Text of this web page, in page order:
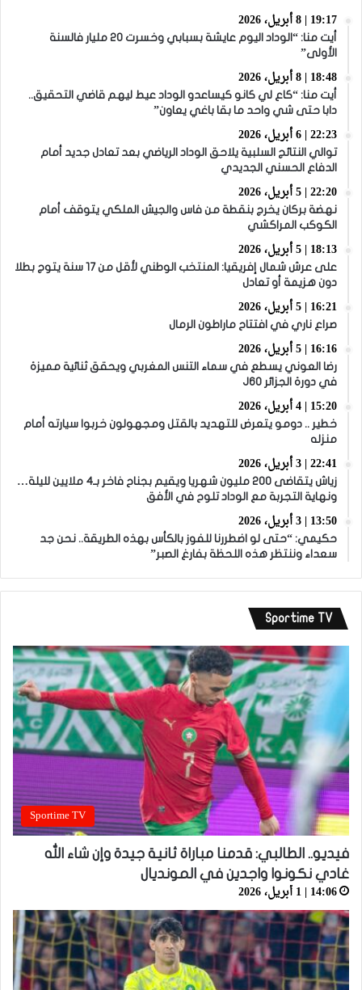
19:17 | 8 أبريل، 2026
أيت منا: “الوداد اليوم عايشة بسبابي وخسرت 20 مليار فالسنة
الأولى”
18:48 | 8 أبريل، 2026
أيت منا: “كاع لي كانو كيساعدو الوداد عيط ليهم قاضي التحقيق..
دابا حتى شي واحد ما بقا باغي يعاون”
22:23 | 6 أبريل، 2026
توالي النتائج السلبية يلاحق الوداد الرياضي بعد تعادل جديد أمام
الدفاع الحسني الجديدي
22:20 | 5 أبريل، 2026
نهضة بركان يخرج بنقطة من فاس والجيش الملكي يتوقف أمام
الكوكب المراكشي
18:13 | 5 أبريل، 2026
على عرش شمال إفريقيا: المنتخب الوطني لأقل من 17 سنة يتوج بطلا
دون هزيمة أو تعادل
16:21 | 5 أبريل، 2026
صراع ناري في افتتاح ماراطون الرمال
16:16 | 5 أبريل، 2026
رضا العوني يسطع في سماء التنس المغربي ويحقق ثنائية مميزة
في دورة الجزائر J60
15:20 | 4 أبريل، 2026
خطير .. دومو يتعرض للتهديد بالقتل ومجهولون خربوا سيارته أمام
منزله
22:41 | 3 أبريل، 2026
زياش يتقاضى 200 مليون شهريا ويقيم بجناح فاخر بـ4 ملايين لليلة…
ونهاية التجربة مع الوداد تلوح في الأفق
13:50 | 3 أبريل، 2026
حكيمي: “حتى لو اضطررنا للفوز بالكأس بهذه الطريقة.. نحن جد
سعداء وننتظر هذه اللحظة بفارغ الصبر”
Sportime TV
Sportime TV
فيديو.. الطالبي: قدمنا مباراة ثانية جيدة وإن شاء الله
غادي نكونوا واجدين في المونديال
14:06 | 1 أبريل، 2026